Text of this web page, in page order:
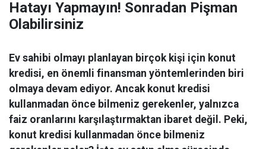
Hatayı Yapmayın! Sonradan Pişman
Olabilirsiniz
Ev sahibi olmayı planlayan birçok kişi için konut
kredisi, en önemli finansman yöntemlerinden biri
olmaya devam ediyor. Ancak konut kredisi
kullanmadan önce bilmeniz gerekenler, yalnızca
faiz oranlarını karşılaştırmaktan ibaret değil. Peki,
konut kredisi kullanmadan önce bilmeniz